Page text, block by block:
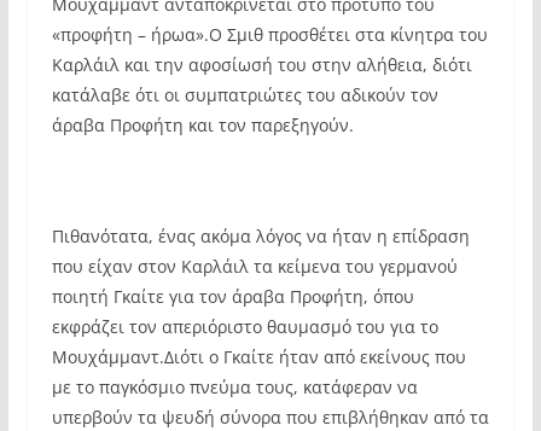
«προφήτη – ήρωα».Ο Σμιθ προσθέτει στα κίνητρα του
Καρλάιλ και την αφοσίωσή του στην αλήθεια, διότι
κατάλαβε ότι οι συμπατριώτες του αδικούν τον
άραβα Προφήτη και τον παρεξηγούν.
Πιθανότατα, ένας ακόμα λόγος να ήταν η επίδραση
που είχαν στον Καρλάιλ τα κείμενα του γερμανού
ποιητή Γκαίτε για τον άραβα Προφήτη, όπου
εκφράζει τον απεριόριστο θαυμασμό του για το
Μουχάμμαντ.Διότι ο Γκαίτε ήταν από εκείνους που
με το παγκόσμιο πνεύμα τους, κατάφεραν να
υπερβούν τα ψευδή σύνορα που επιβλήθηκαν από τα